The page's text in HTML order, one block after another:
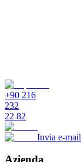
+90 216
232
22 82
Invia e-mail
Azienda